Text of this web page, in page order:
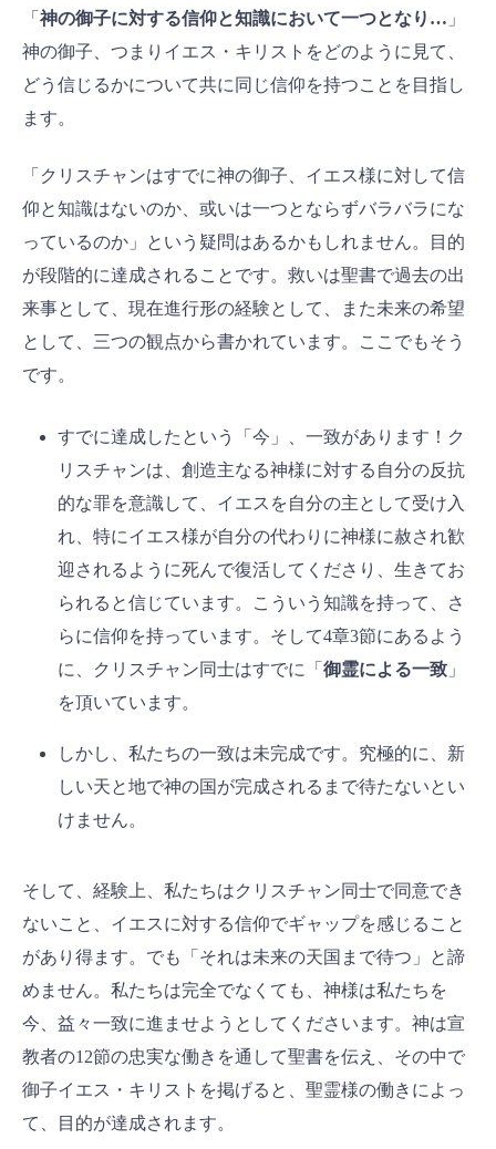
「 神の御子に対する信仰と知識において一つとなり… 」
神の御子、つまりイエス・キリストをどのように見て、
どう信じるかについて共に同じ信仰を持つことを目指し
ます。
「クリスチャンはすでに神の御子、イエス様に対して信
仰と知識はないのか、或いは一つとならずバラバラにな
っているのか」という疑問はあるかもしれません。目的
が段階的に達成されることです。救いは聖書で過去の出
来事として、現在進行形の経験として、また未来の希望
として、三つの観点から書かれています。ここでもそう
です。
すでに達成したという「今」、一致があります！ク
リスチャンは、創造主なる神様に対する自分の反抗
的な罪を意識して、イエスを自分の主として受け入
れ、特にイエス様が自分の代わりに神様に赦され歓
迎されるように死んで復活してくださり、生きてお
られると信じています。こういう知識を持って、さ
らに信仰を持っています。そして4章3節にあるよう
に、クリスチャン同士はすでに「 御霊による一致 」
を頂いています。
しかし、私たちの一致は未完成です。究極的に、新
しい天と地で神の国が完成されるまで待たないとい
けません。
そして、経験上、私たちはクリスチャン同士で同意でき
ないこと、イエスに対する信仰でギャップを感じること
があり得ます。でも「それは未来の天国まで待つ」と諦
めません。私たちは完全でなくても、神様は私たちを
今、益々一致に進ませようとしてくださいます。神は宣
教者の12節の忠実な働きを通して聖書を伝え、その中で
御子イエス・キリストを掲げると、聖霊様の働きによっ
て、目的が達成されます。